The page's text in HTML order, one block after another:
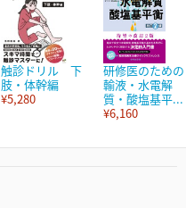
触診ドリル 下
肢・体幹編
¥5,280
研修医のための
輸液・水電解
質・酸塩基平...
¥6,160